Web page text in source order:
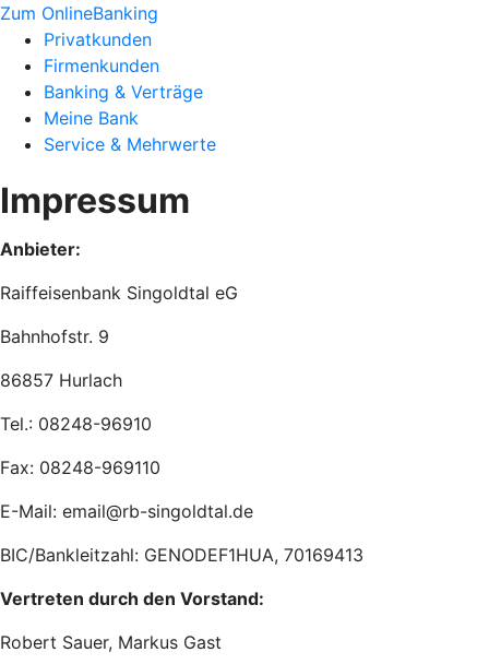
Zum OnlineBanking
Privatkunden
Firmenkunden
Banking & Verträge
Meine Bank
Service & Mehrwerte
Impressum
Anbieter:
Raiffeisenbank Singoldtal eG
Bahnhofstr. 9
86857 Hurlach
Tel.: 08248-96910
Fax: 08248-969110
E-Mail: email@rb-singoldtal.de
BIC/Bankleitzahl: GENODEF1HUA, 70169413
Vertreten durch den Vorstand:
Robert Sauer, Markus Gast